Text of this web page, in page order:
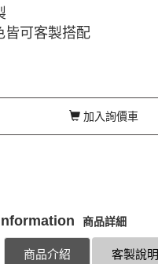
皆可客製搭配
加入詢價車
商品詳細
客製說明
商品介紹